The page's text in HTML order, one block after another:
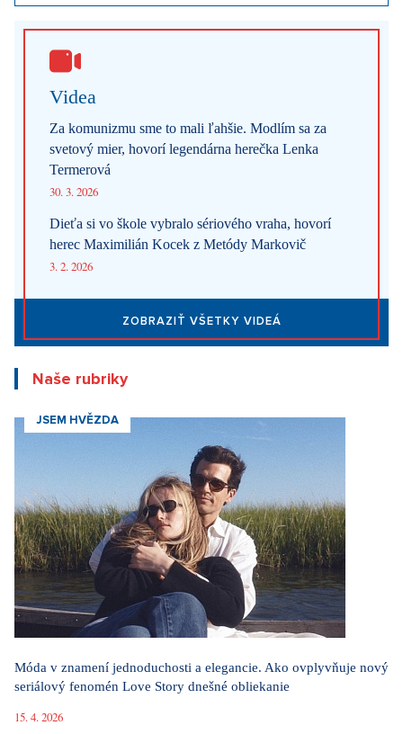
Videa
Za komunizmu sme to mali ľahšie. Modlím sa za
svetový mier, hovorí legendárna herečka Lenka
Termerová
30. 3. 2026
Dieťa si vo škole vybralo sériového vraha, hovorí
herec Maximilián Kocek z Metódy Markovič
3. 2. 2026
ZOBRAZIŤ VŠETKY VIDEÁ
Naše rubriky
JSEM HVĚZDA
Móda v znamení jednoduchosti a elegancie. Ako ovplyvňuje nový
seriálový fenomén Love Story dnešné obliekanie
15. 4. 2026